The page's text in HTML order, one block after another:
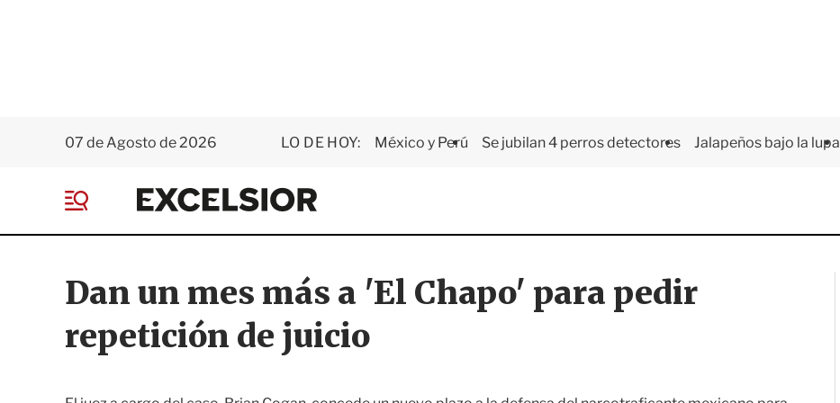
07 de Agosto de 2026 LO DE HOY: México y Perú Se jubilan 4 perros detectores Jalapeños bajo la lupa
E
x
e
i
o
r
e
Dan un mes más a 'El Chapo' para pedir
repetición de juicio